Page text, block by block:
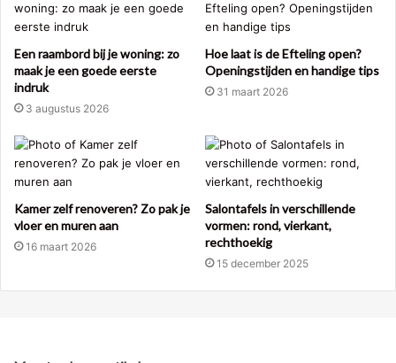
Een raambord bij je woning: zo
maak je een goede eerste
indruk
3 augustus 2026
Hoe laat is de Efteling open?
Openingstijden en handige tips
31 maart 2026
Kamer zelf renoveren? Zo pak je
vloer en muren aan
16 maart 2026
Salontafels in verschillende
vormen: rond, vierkant,
rechthoekig
15 december 2025